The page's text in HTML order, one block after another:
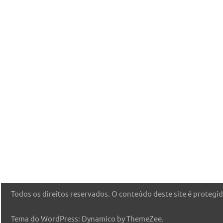
Todos os direitos reservados. O conteúdo deste site é
Tema do WordPress: Dynamico by ThemeZee.